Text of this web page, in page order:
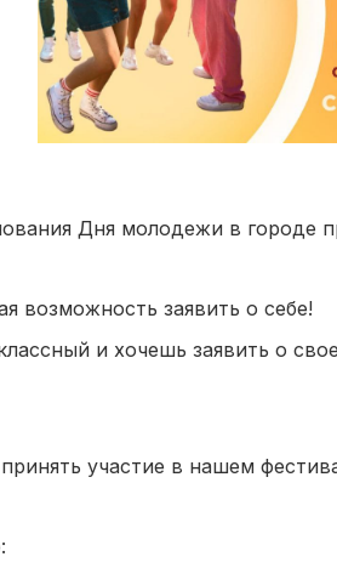
Дня молодежи в городе
возможность заявить о себе!
и хочешь заявить о
участие в нашем